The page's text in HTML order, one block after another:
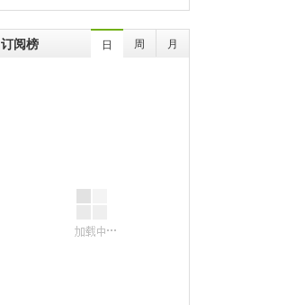
订阅榜 日 周 月